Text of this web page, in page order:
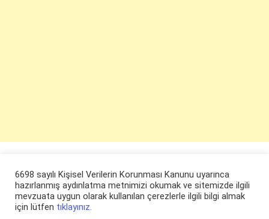
6698 sayılı Kişisel Verilerin Korunması Kanunu uyarınca
hazırlanmış aydınlatma metnimizi okumak ve sitemizde ilgili
mevzuata uygun olarak kullanılan çerezlerle ilgili bilgi almak
için lütfen tıklayınız.